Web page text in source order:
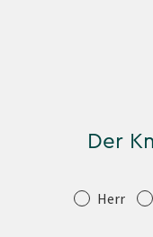
Der
Anrede Herr